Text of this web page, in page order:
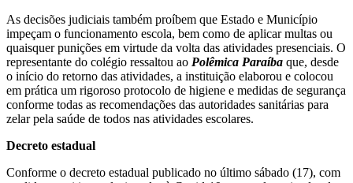
As decisões judiciais também proíbem que Estado e Município
impeçam o funcionamento escola, bem como de aplicar multas ou
quaisquer punições em virtude da volta das atividades presenciais. O
representante do colégio ressaltou ao Polêmica Paraíba que, desde
o início do retorno das atividades, a instituição elaborou e colocou
em prática um rigoroso protocolo de higiene e medidas de segurança
conforme todas as recomendações das autoridades sanitárias para
zelar pela saúde de todos nas atividades escolares.
Decreto estadual
Conforme o decreto estadual publicado no último sábado (17), com